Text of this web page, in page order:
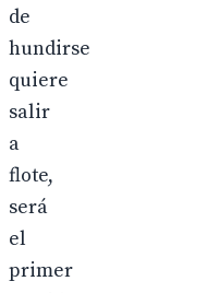
de
hundirse
quiere
salir
a
flote,
será
el
primer